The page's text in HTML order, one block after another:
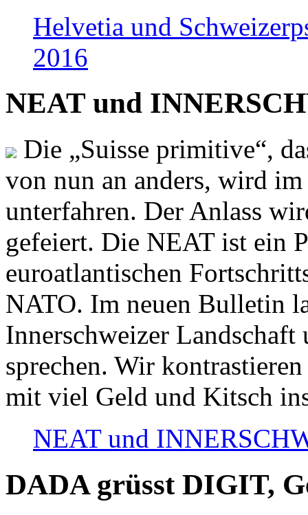
Helvetia und
2016
NEAT und
Die „Suisse primitive“,
von nun an anders, wird
unterfahren. Der Anlass
gefeiert. Die NEAT ist ein
euroatlantischen
NATO. Im neuen Bulletin
Innerschweizer
sprechen. Wir
mit viel Geld und Kitsch
NEAT und
DADA grüsst DIGIT,